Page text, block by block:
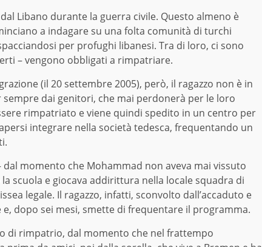
Libano durante la guerra civile. Questo almeno è
a indagare su una folta comunità di turchi
per profughi libanesi. Tra di loro, ci sono
– vengono obbligati a rimpatriare.
(il 20 settembre 2005), però, il ragazzo non è in
dai genitori, che mai perdonerà per le loro
rimpatriato e viene quindi spedito in un centro per
integrare nella società tedesca, frequentando un
momento che Mohammad non aveva mai vissuto
scuola e giocava addirittura nella locale squadra di
legale. Il ragazzo, infatti, sconvolto dall’accaduto e
dopo sei mesi, smette di frequentare il programma.
di rimpatrio, dal momento che nel frattempo